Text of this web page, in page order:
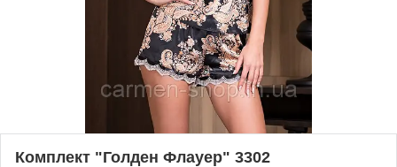
Комплект "Голден Флауер" 3302